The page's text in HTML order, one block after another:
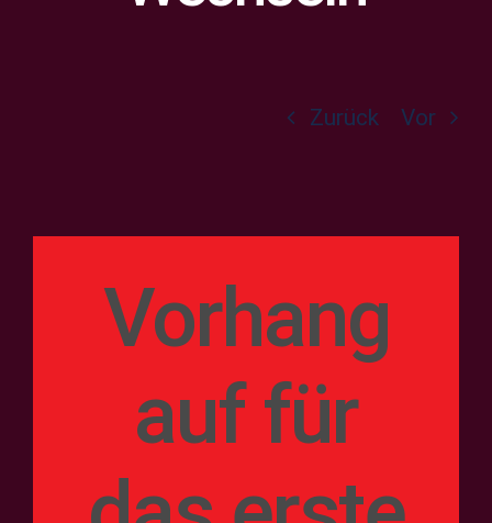
Zurück Vor
Vorhang
auf für